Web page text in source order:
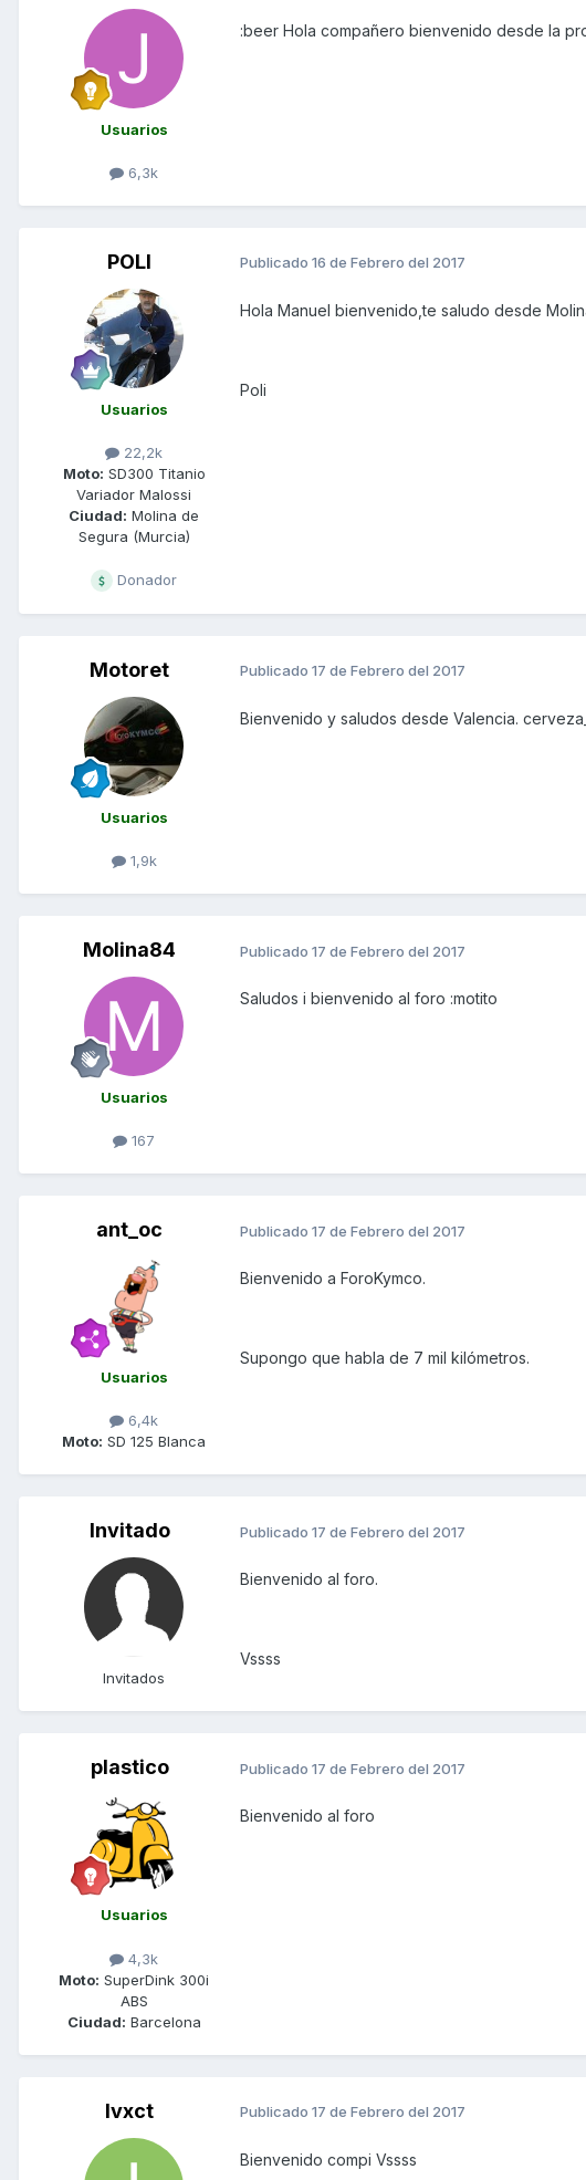
Usuarios
6,3k
:beer Hola compañero bienvenido desde la
POLI
Usuarios
22,2k
Moto: SD300 Titanio
Variador Malossi
Ciudad: Molina de
Segura (Murcia)
Donador
Publicado 16 de Febrero del 2017
Hola Manuel bienvenido,te saludo desde
Poli
Motoret
Usuarios
1,9k
Publicado 17 de Febrero del 2017
Bienvenido y saludos desde Valencia. cerveza_
Molina84
Usuarios
167
Publicado 17 de Febrero del 2017
Saludos i bienvenido al foro :motito
ant_oc
Usuarios
6,4k
Moto: SD 125 Blanca
Publicado 17 de Febrero del 2017
Bienvenido a ForoKymco.
Supongo que habla de 7 mil kilómetros.
Invitado
Invitados
Publicado 17 de Febrero del 2017
Bienvenido al foro.
Vssss
plastico
Usuarios
4,3k
Moto: SuperDink 300i
ABS
Ciudad: Barcelona
Publicado 17 de Febrero del 2017
Bienvenido al foro
Ivxct Publicado 17 de Febrero del 2017
Bienvenido compi Vssss